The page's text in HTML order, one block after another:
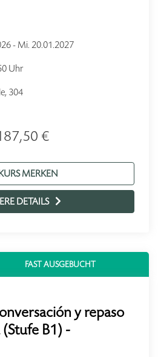
- Mi. 20.01.2027
Uhr
304
€
MERKEN
DETAILS
FAST AUSGEBUCHT
y repaso
B1) -